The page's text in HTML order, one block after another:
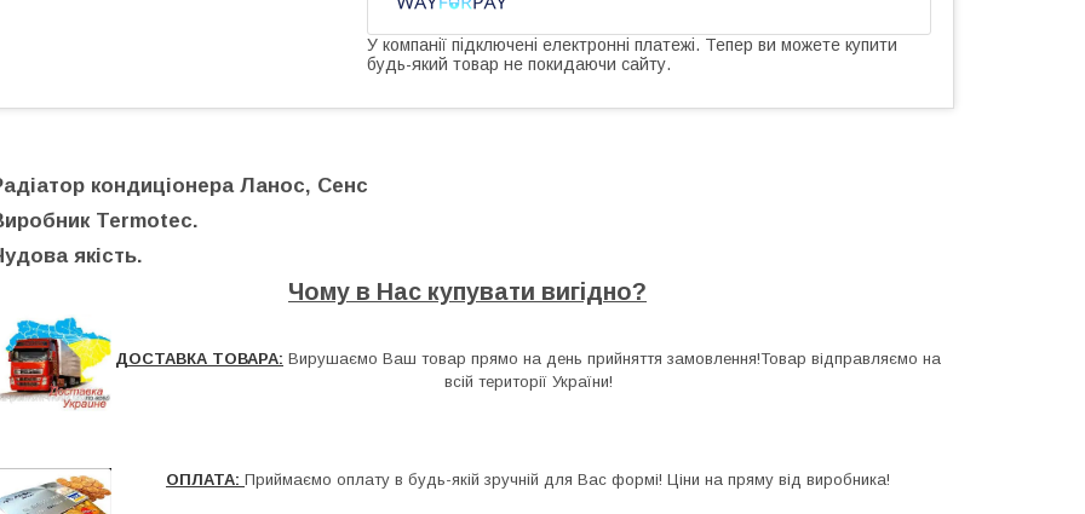
У компанії підключені електронні платежі. Тепер ви можете купити
будь-який товар не покидаючи сайту.
кондиціонера Ланос, Сенс
Termotec.
якість.
Чому в Нас купувати вигідно?
ДОСТАВКА ТОВАРА: Вирушаємо Ваш товар прямо на день прийняття замовлення!Товар відправляємо на
всій території України!
ОПЛАТА: Приймаємо оплату в будь-якій зручній для Вас формі! Ціни на пряму від виробника!